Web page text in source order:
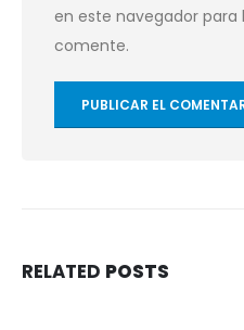
en este navegador para
comente.
RELATED POSTS